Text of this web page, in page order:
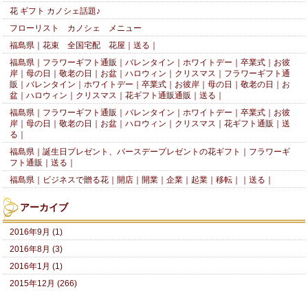
花 ギフト カノシェ話題♪
フローリスト カノシェ メニュー
福島県｜花束 全国宅配 花屋｜送る｜
福島県｜フラワーギフト通販｜バレンタイン｜ホワイトデー｜卒業式｜お彼
岸｜母の日｜敬老の日｜お盆｜ハロウィン｜クリスマス｜フラワーギフト通
販｜バレンタイン｜ホワイトデー｜卒業式｜お彼岸｜母の日｜敬老の日｜お
盆｜ハロウィン｜クリスマス｜花ギフト通販通販｜送る｜
福島県｜フラワーギフト通販｜バレンタイン｜ホワイトデー｜卒業式｜お彼
岸｜母の日｜敬老の日｜お盆｜ハロウィン｜クリスマス｜花ギフト通販｜送
る｜
福島県｜誕生日プレゼント、バースデープレゼントの花ギフト｜フラワーギ
フト通販｜送る｜
福島県｜ビジネスで贈る花｜開店｜開業｜企業｜起業｜移転｜｜送る｜
アーカイブ
2016年9月 (1)
2016年8月 (3)
2016年1月 (1)
2015年12月 (266)